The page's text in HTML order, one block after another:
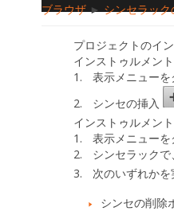
ブラウザ►シンセラック
プロジェクトのイ
インストゥルメン
1.
表示 メニューを
2.
シンセの挿入
インストゥルメン
1.
表示 メニューを
2.
シンセラック
3.
次のいずれかを
シンセの削除